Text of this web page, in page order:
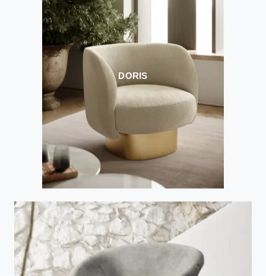
DORIS